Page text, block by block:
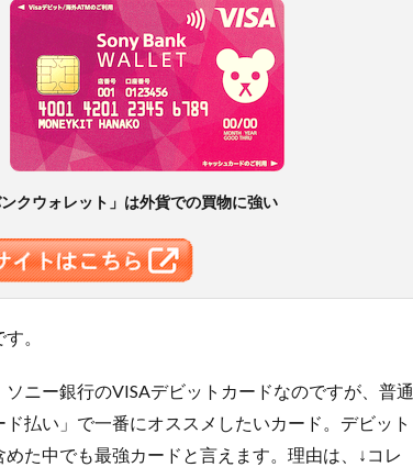
クウォレット」は外貨での買物に強い
。
ニー銀行のVISAデビットカードなのですが、普通
払い」で一番にオススメしたいカード。デビット
た中でも最強カードと言えます。理由は、↓コレ